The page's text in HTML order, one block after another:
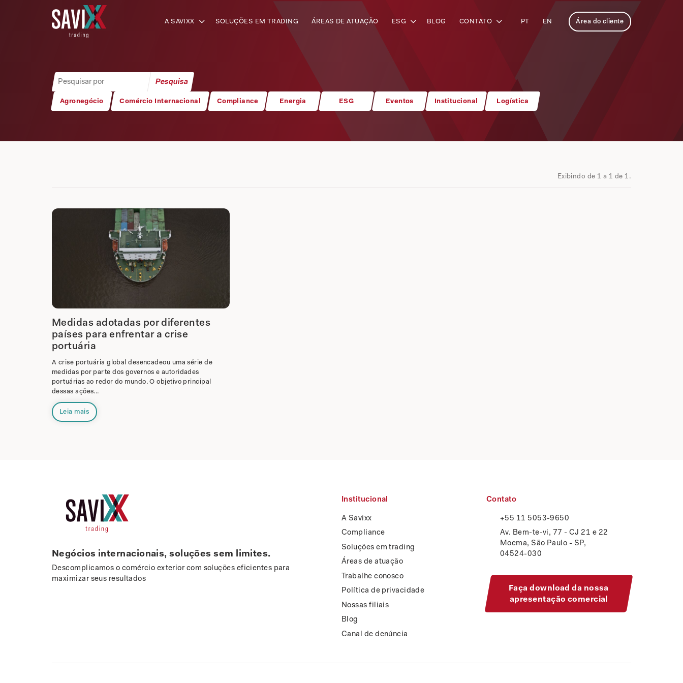
A SAVIXX SOLUÇÕES EM TRADING ÁREAS DE ATUAÇÃO ESG BLOG CONTATO PT EN Área do cliente
Agronegócio Comércio Internacional Compliance Energia ESG Eventos Institucional Logística
Exibindo de 1 a 1 de 1.
Medidas adotadas por diferentes
países para enfrentar a crise
portuária
A crise portuária global desencadeou uma série de
medidas por parte dos governos e autoridades
portuárias ao redor do mundo. O objetivo principal
dessas ações...
Leia mais
Negócios internacionais, soluções sem limites.
Descomplicamos o comércio exterior com soluções eficientes para
maximizar seus resultados
Institucional
A Savixx
Compliance
Soluções em trading
Áreas de atuação
Trabalhe conosco
Política de privacidade
Nossas filiais
Blog
Canal de denúncia
Contato
+55 11 5053-9650
Av. Bem-te-vi, 77 - CJ 21 e 22
Moema, São Paulo - SP,
04524-030
Faça download da nossa
apresentação comercial